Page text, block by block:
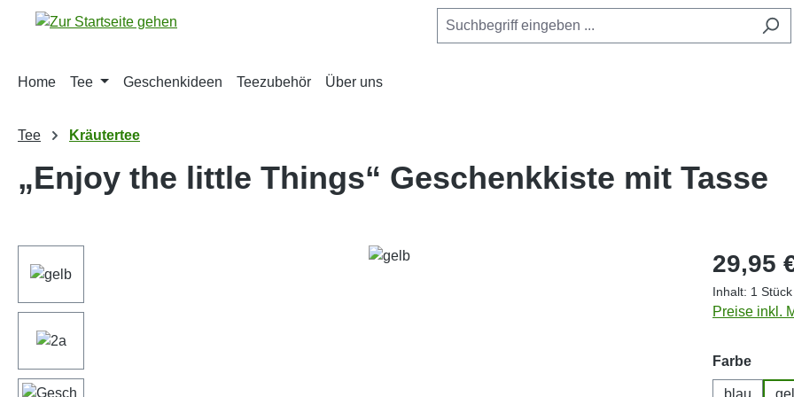
Hauptinhalt springen
Zur Suche springen
Zur Hauptnavigation springen
Home Tee Geschenkideen Teezubehör Über uns
Tee Kräutertee
„Enjoy the little Things“ Geschenkkiste mit Tasse
Regulärer
29,95
Inhalt: 1 Stück
Preise inkl.
Farbe
blau